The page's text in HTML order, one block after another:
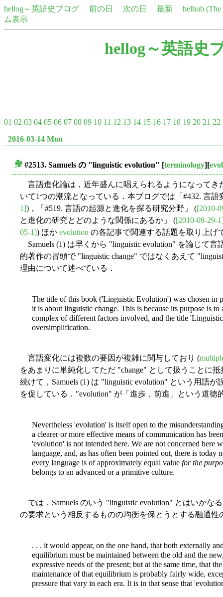
hellog～英語史ブログ 前の日 次の日 最新
helhub
ム表示
hellog～英語史
01 02 03 04 05 06 07 08 09 10 11 12 13 14 15 16 17 18 19 20 21 22
2016-03-14 Mon
#2513. Samuels の "linguistic evolution" [terminology][
言語進化論は，近年盛んに唱えられるようになってき
いて1つの潮流となっている．本ブログでは「#432. 言
1])，「#519. 言語の起源と進化を探る研究分野」 ([2010-
と進化の研究とどのような関係にあるか」 ([2010-09-29-
05-1]) ほか evolution の各記事で関連する話題を取り上げ
Samuels (1) は早くから "linguistic evolution" を論じて
的著作の冒頭で "linguistic change" ではなくあえて
理由について述べている．
The title of this book ('Linguistic Evolution') was chosen in
it is about linguistic change. This is because its purpose is
complex of different factors involved, and the title
oversimplification.
言語変化には複数の要因が複雑に関与しており (
をあまりに単純化してただ "change" として扱うことに
続けて，Samuels (1) は "linguistic evolution" という用語
を促している．"evolution" が「進歩，前進」という道
Nevertheless 'evolution' is itself open to the
a clearer or more effective means of communication has
'evolution' is not intended here. We are not concerned here
language, and, as has often been pointed out, there is today
every language is of approximately equal value for the
belongs to an advanced or a primitive culture.
では，Samuels のいう "linguistic evolution" とはいかな
の要求という相反するものの均衡を保とうとする融通
. . . it would appear, on the one hand, that both externally
equilibrium must be maintained between the old and the
expressive needs of the present; but at the same time, that
maintenance of that equilibrium is probably fairly wide,
pressure that vary in each era. It is in that sense that